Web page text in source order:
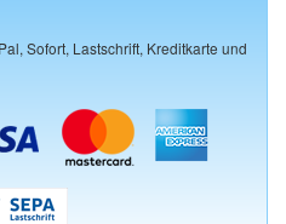
Sofort, Lastschrift, Kreditkarte und